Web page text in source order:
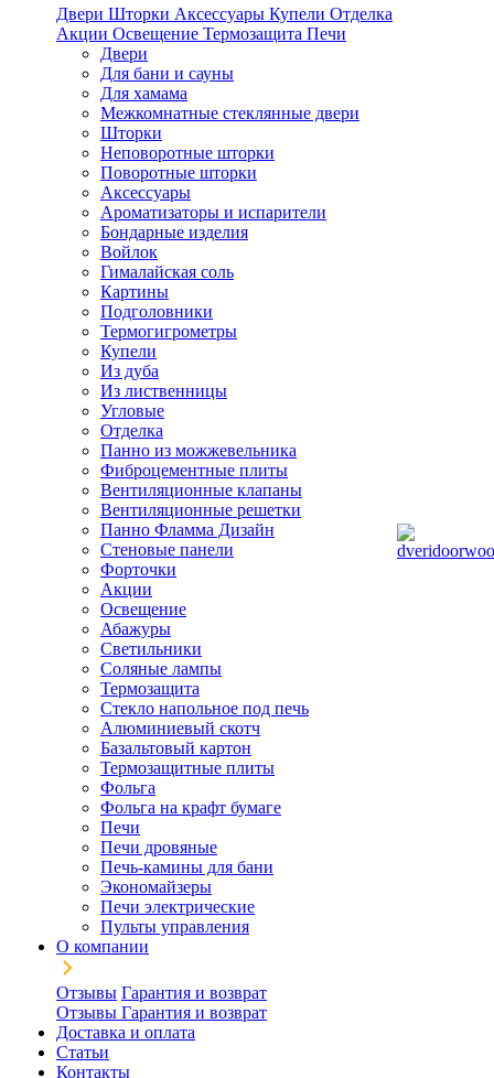
Двери Шторки Аксессуары Купели Отделка
Акции Освещение Термозащита Печи
Двери
Для бани и сауны
Для хамама
Межкомнатные стеклянные двери
Шторки
Неповоротные шторки
Поворотные шторки
Аксессуары
Ароматизаторы и испарители
Бондарные изделия
Войлок
Гималайская соль
Картины
Подголовники
Термогигрометры
Купели
Из дуба
Из лиственницы
Угловые
Отделка
Панно из можжевельника
Фиброцементные плиты
Вентиляционные клапаны
Вентиляционные решетки
Панно Фламма Дизайн
Стеновые панели
Форточки
Акции
Освещение
Абажуры
Светильники
Соляные лампы
Термозащита
Стекло напольное под печь
Алюминиевый скотч
Базальтовый картон
Термозащитные плиты
Фольга
Фольга на крафт бумаге
Печи
Печи дровяные
Печь-камины для бани
Экономайзеры
Печи электрические
Пульты управления
О компании
Отзывы Гарантия и возврат
Отзывы Гарантия и возврат
Доставка и оплата
Статьи
Контакты